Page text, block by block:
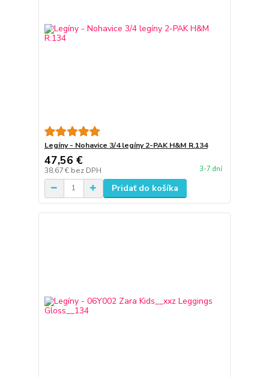
Legíny - Nohavice 3/4 legíny 2-PAK H&M R.134
47,56 €
38,67 € bez DPH 3-7 dní
Pridať do košíka